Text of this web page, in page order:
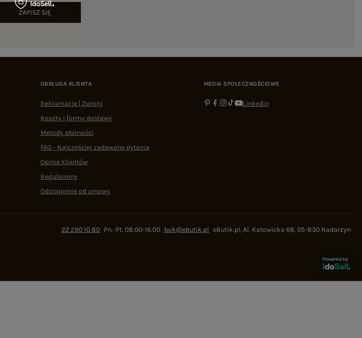
ZAPISZ SIĘ
OBSŁUGA KLIENTA
Reklamacje | Zwroty
Koszty i formy dostawy
Metody płatności
FAQ - Najczęściej zadawane pytania
Opinie klientów
Regulaminy
Odstąpienie od umowy
MEDIA SPOŁECZNOŚCIOWE
Linkedin
22 290 10 80 Pn.-Pt. 08:00-16:00 bok@ebutik.pl eButik.pl,Al. Katowicka 68,05-830 Nadarzyn